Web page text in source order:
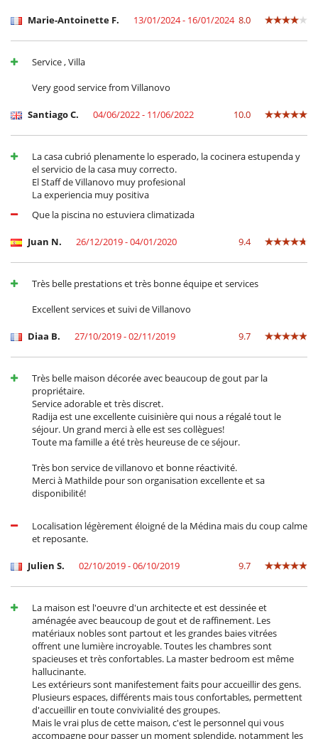
Marie-Antoinette F. 13/01/2024 - 16/01/2024 8.0
Service , Villa
Very good service from Villanovo
Santiago C. 04/06/2022 - 11/06/2022 10.0
La casa cubrió plenamente lo esperado, la cocinera estupenda y
el servicio de la casa muy correcto.
El Staff de Villanovo muy profesional
La experiencia muy positiva
Que la piscina no estuviera climatizada
Juan N. 26/12/2019 - 04/01/2020 9.4
Très belle prestations et très bonne équipe et services
Excellent services et suivi de Villanovo
Diaa B. 27/10/2019 - 02/11/2019 9.7
Très belle maison décorée avec beaucoup de gout par la
propriétaire.
Service adorable et très discret.
Radija est une excellente cuisinière qui nous a régalé tout le
séjour. Un grand merci à elle est ses collègues!
Toute ma famille a été très heureuse de ce séjour.
Très bon service de villanovo et bonne réactivité.
Merci à Mathilde pour son organisation excellente et sa
disponibilité!
Localisation légèrement éloigné de la Médina mais du coup calme
et reposante.
Julien S. 02/10/2019 - 06/10/2019 9.7
La maison est l'oeuvre d'un architecte et est dessinée et
aménagée avec beaucoup de gout et de raffinement. Les
matériaux nobles sont partout et les grandes baies vitrées
offrent une lumière incroyable. Toutes les chambres sont
spacieuses et très confortables. La master bedroom est même
hallucinante.
Les extérieurs sont manifestement faits pour accueillir des gens.
Plusieurs espaces, différents mais tous confortables, permettent
d'accueillir en toute convivialité des groupes.
Mais le vrai plus de cette maison, c'est le personnel qui vous
accompagne pour passer un moment splendide, notamment les